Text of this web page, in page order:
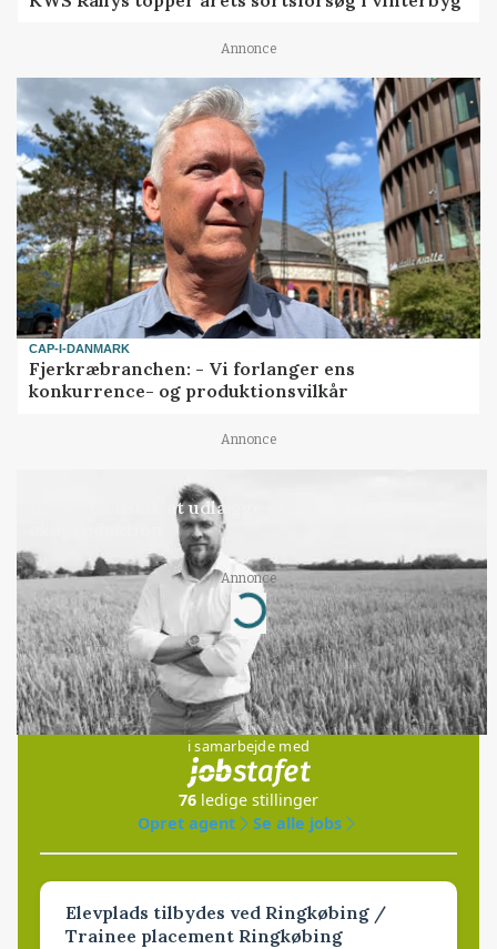
Annonce
CAP-I-DANMARK
Fjerkræbranchen: - Vi forlanger ens
konkurrence- og produktionsvilkår
Annonce
Det er en uskik at udlægge et røgslør om
Annonce
Loading...
Jobs
i samarbejde med
76 ledige stillinger
Opret agent
Se alle jobs
Elevplads tilbydes ved Ringkøbing /
Trainee placement Ringkøbing